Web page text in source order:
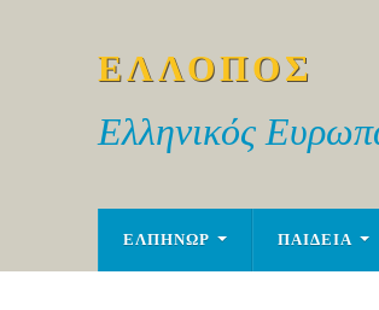
ΕΛΛΟΠΟΣ
Ελληνικός
ΕΛΠΗΝΩΡ ΠΑΙΔΕΙΑ